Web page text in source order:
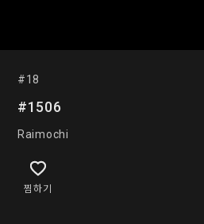
#18
#1506
Raimochi
찜하기